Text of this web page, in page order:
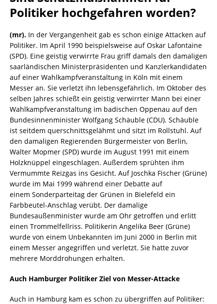
Politiker hochgefahren worden?
(mr). In der Vergangenheit gab es schon einige Attacken auf
Politiker. Im April 1990 beispielsweise auf Oskar Lafontaine
(SPD). Eine geistig verwirrte Frau griff damals den damaligen
saarländischen Ministerpräsidenten und Kanzlerkandidaten
auf einer Wahlkampfveranstaltung in Köln mit einem
Messer an. Sie verletzt ihn lebensgefährlich. Im Oktober des
selben Jahres schießt ein geistig verwirrter Mann bei einer
Wahlkampfveranstaltung im badischen Oppenau auf den
Bundesinnenminister Wolfgang Schäuble (CDU). Schäuble
ist seitdem querschnittsgelähmt und sitzt im Rollstuhl. Auf
den damaligen Regierenden Bürgermeister von Berlin,
Walter Mopmer (SPD) wurde im August 1991 mit einem
Holzknüppel eingeschlagen. Außerdem sprühten ihm
Vermummte Reizgas ins Gesicht. Auf Joschka Fischer (Grüne)
wurde im Mai 1999 während einer Debatte auf
einem Sonderparteitag der Grünen in Bielefeld ein
Farbbeutel-Anschlag verübt. Der damalige
Bundesaußenminister wurde am Ohr getroffen und erlitt
einen Trommelfellriss. Politikerin Angelika Beer (Grüne)
wurde von einem Unbekannten im Juni 2000 in Berlin mit
einem Messer angegriffen und verletzt. Sie hatte zuvor
mehrere Morddrohungen erhalten.
Auch Hamburger Politiker Ziel von Messer-Attacke
Auch in Hamburg kam es schon zu übergriffen auf Politiker: